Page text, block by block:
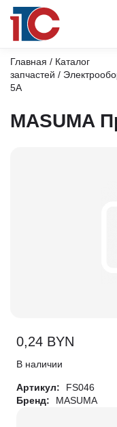
Главная / Каталог
запчастей /
5А
MASUMA
0,24 BYN
В наличии
Артикул:
FS046
Бренд:
MASUMA